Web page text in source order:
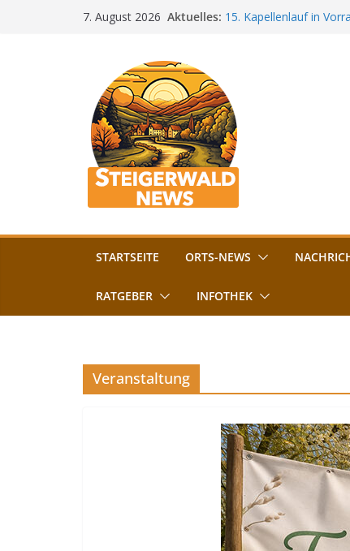
7. August 2026 Aktuelles: 15. Kapellenlauf in
„Bamberger Böhnla“:
Lebenshilfe
Aschbacher Kerwa
Vollsperrung am
August gesperrt
STARTSEITE ORTS-NEWS
RATGEBER INFOTHEK
Veranstaltung